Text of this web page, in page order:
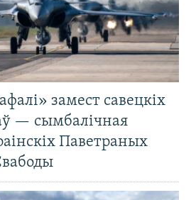
замест савецкіх
— сымбалічная
Паветраных